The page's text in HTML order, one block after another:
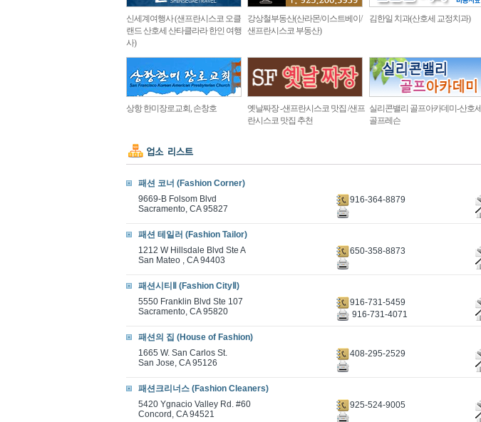
신세계여행사 (샌프란시스코 오클
랜드 산호세 산타클라라 한인 여행
사)
강상철부동산(산라몬/이스트베이/
샌프란시스코 부동산)
김한일 치과(산호세 교정치과)
상항 한미장로교회, 손창호
옛날짜장 -샌프란시스코 맛집 /샌프
란시스코 맛집 추천
실리콘밸리 골프아카데미-산호세
골프레슨
패션 코너 (Fashion Corner)
9669-B Folsom Blvd
Sacramento, CA 95827
916-364-8879
패션 테일러 (Fashion Tailor)
1212 W Hillsdale Blvd Ste A
San Mateo , CA 94403
650-358-8873
패션시티Ⅱ (Fashion CityⅡ)
5550 Franklin Blvd Ste 107
Sacramento, CA 95820
916-731-5459
916-731-4071
패션의 집 (House of Fashion)
1665 W. San Carlos St.
San Jose, CA 95126
408-295-2529
패션크리너스 (Fashion Cleaners)
5420 Ygnacio Valley Rd. #60
Concord, CA 94521
925-524-9005